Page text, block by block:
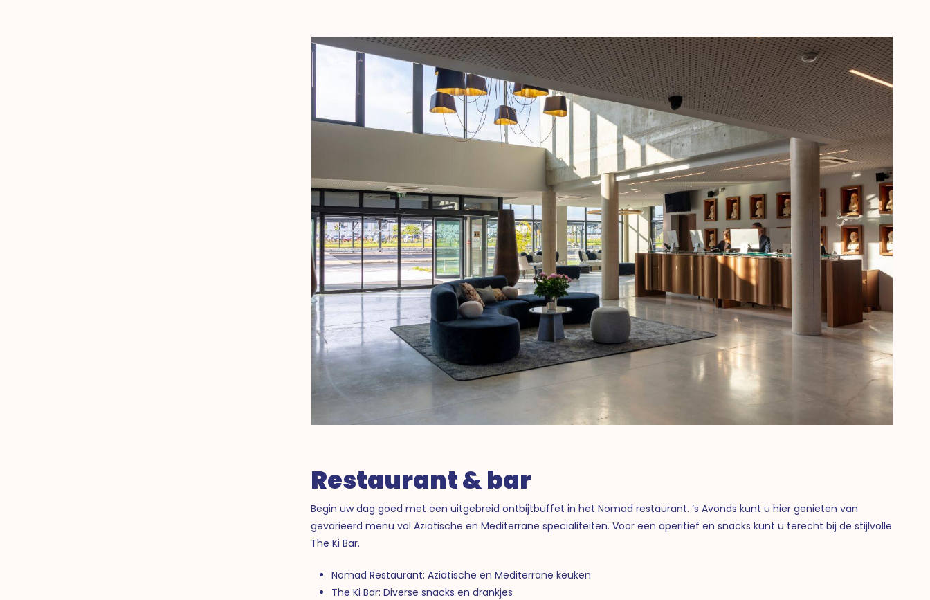
Restaurant & bar
Begin uw dag goed met een uitgebreid ontbijtbuffet in het Nomad restaurant. ’s Avonds kunt u hier genieten van
gevarieerd menu vol Aziatische en Mediterrane specialiteiten. Voor een aperitief en snacks kunt u terecht bij de stijlvolle
The Ki Bar.
Nomad Restaurant: Aziatische en Mediterrane keuken
The Ki Bar: Diverse snacks en drankjes